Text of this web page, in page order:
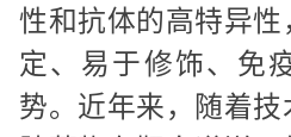
性和抗体的高特异
定、易于修饰、免
势。近年来，随着